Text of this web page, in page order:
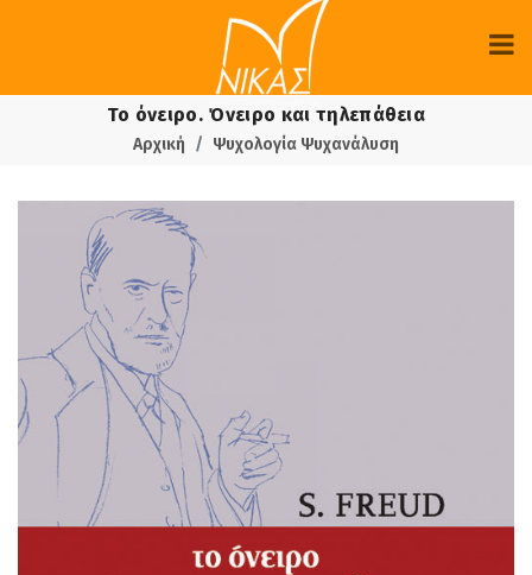
Το όνειρο. Όνειρο και τηλεπάθεια
Αρχική Ψυχολογία Ψυχανάλυση